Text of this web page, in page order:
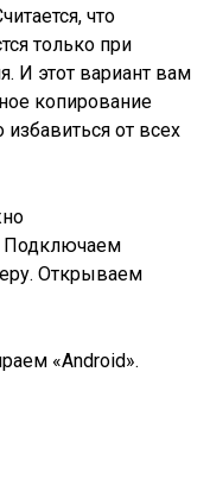
что
только при
И этот вариант вам
копирование
от всех
Открываем
«Android».